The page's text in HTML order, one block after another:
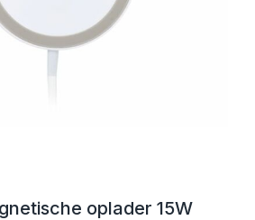
oplader 15W